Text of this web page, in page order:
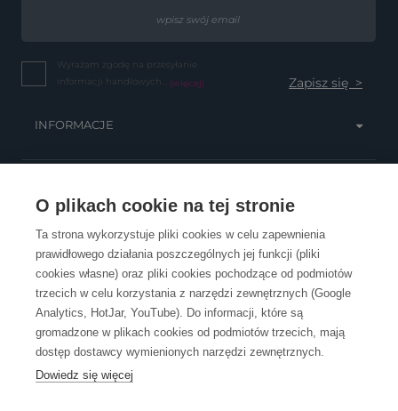
O plikach cookie na tej stronie
Ta strona wykorzystuje pliki cookies w celu zapewnienia
prawidłowego działania poszczególnych jej funkcji (pliki
cookies własne) oraz pliki cookies pochodzące od podmiotów
trzecich w celu korzystania z narzędzi zewnętrznych (Google
Analytics, HotJar, YouTube). Do informacji, które są
gromadzone w plikach cookies od podmiotów trzecich, mają
dostęp dostawcy wymienionych narzędzi zewnętrznych.
Dowiedz się więcej
Wyrażam zgodę na przesyłanie
informacji handlowych... (więcej)
INFORMACJE
OBSŁUGA KLIENTA
KONTAKT